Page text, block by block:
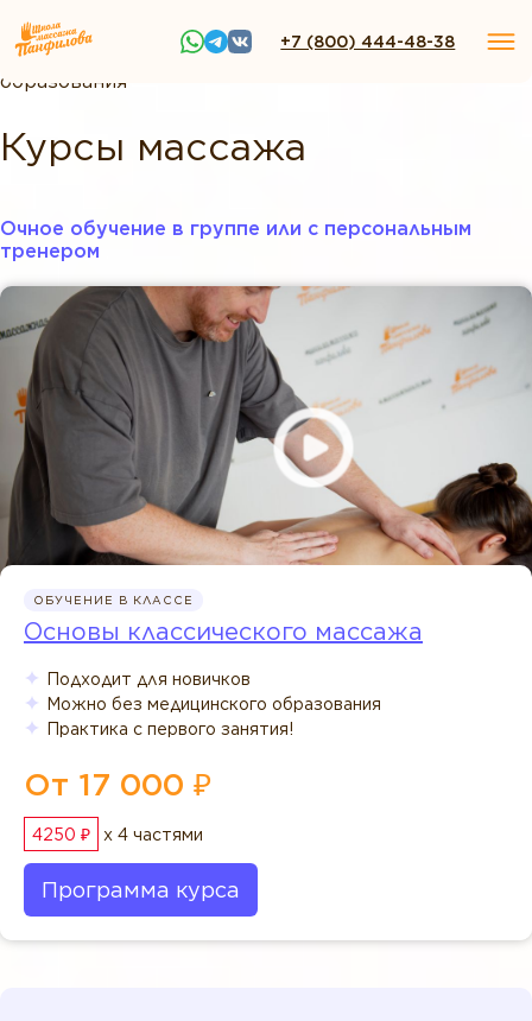
+7 (800) 444-48-38
ШМП
Курсы массажа без медицинского
образования
Курсы массажа
Очное обучение в группе или с персональным
тренером
ОБУЧЕНИЕ В КЛАССЕ
Основы классического массажа
Подходит для новичков
Можно без медицинского образования
Практика с первого занятия!
От 17 000 ₽
4250 ₽ x 4 частями
Программа курса